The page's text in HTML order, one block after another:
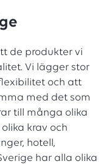
de produkter vi
Vi lägger stor
och att
med det som
till många olika
krav och
hotell,
har alla olika